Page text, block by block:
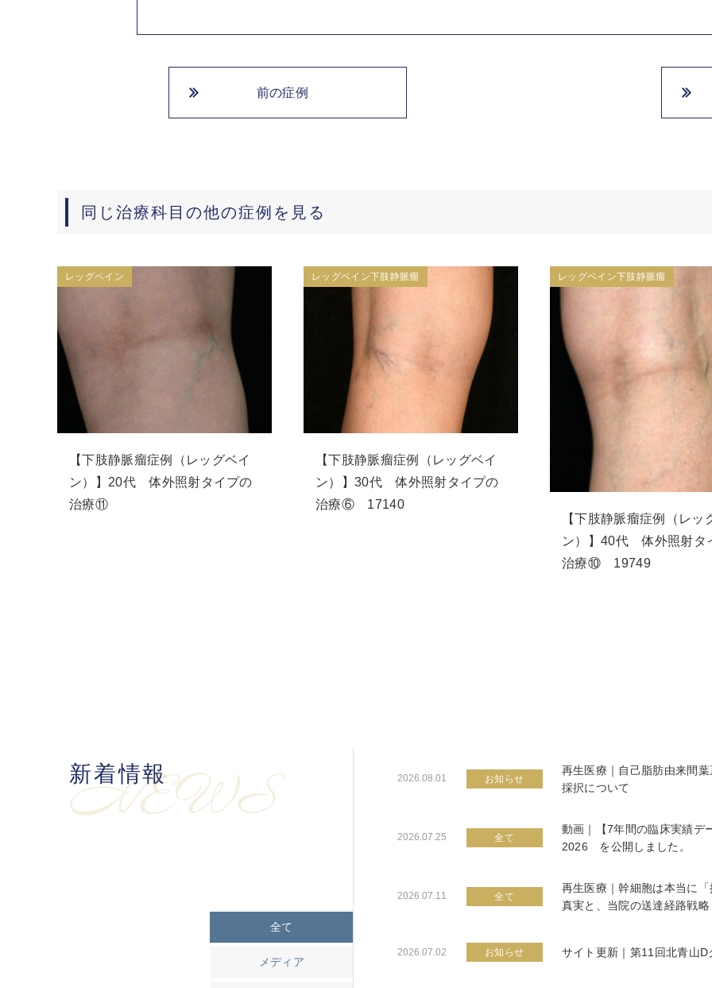
前の症例
同じ治療科目の他の症例を見る
レッグベイン
【下肢静脈瘤症例（レッグベイ
ン）】20代 体外照射タイプの
治療⑪
レッグベイン下肢静脈瘤
【下肢静脈瘤症例（レッグベイ
ン）】30代 体外照射タイプの
治療⑥ 17140
レッグベイン下肢静脈瘤
【下肢静脈瘤症例（レッ
ン）】40代 体外照射タ
治療⑩ 19749
新着情報
NEWS
全て
メディア
2026.08.01 お知らせ
再生医療｜自己脂肪由来間
採択について
2026.07.25 全て
動画｜【7年間の臨床実績デ
2026 を公開しました。
2026.07.11 全て
再生医療｜幹細胞は本当に
真実と、当院の送達経路戦略
2026.07.02 お知らせ サイト更新｜第11回北青山